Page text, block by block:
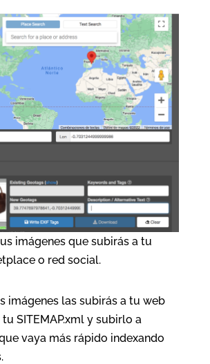
imágenes que subirás a tu
o red social.
imágenes las subirás a tu web
SITEMAP.xml y subirlo a
vaya más rápido indexando